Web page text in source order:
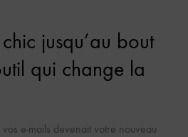
jusqu’au bout
qui change la
e-mails devenait votre nouveau